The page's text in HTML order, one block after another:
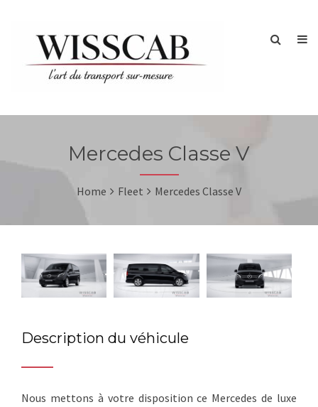
Mercedes Classe V
Home Fleet Mercedes Classe V
Description du véhicule
Nous mettons à votre disposition ce Mercedes de luxe